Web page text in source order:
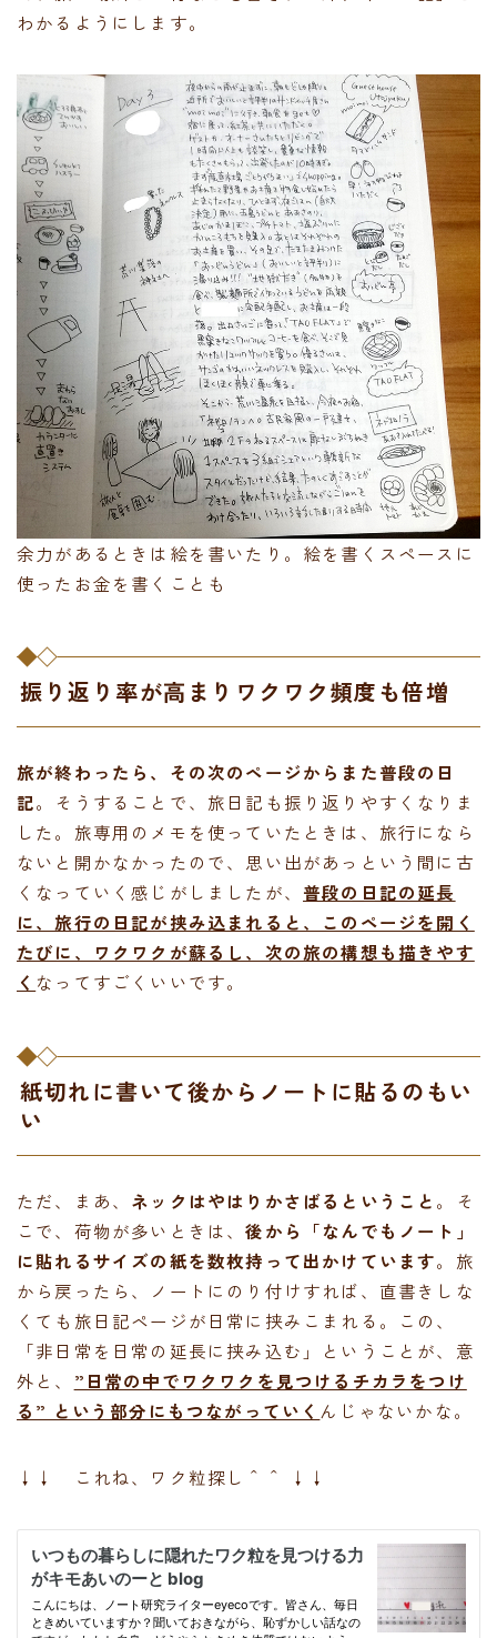
わかるようにします。
余力があるときは絵を書いたり。絵を書くスペースに
使ったお金を書くことも
振り返り率が高まりワクワク頻度も倍増
旅が終わったら、その次のページからまた普段の日
記。そうすることで、旅日記も振り返りやすくなりま
した。旅専用のメモを使っていたときは、旅行になら
ないと開かなかったので、思い出があっという間に古
くなっていく感じがしましたが、 普段の日記の延長
に、旅行の日記が挟み込まれると、このページを開く
たびに、ワクワクが蘇るし、次の旅の構想も描きやす
く なってすごくいいです。
紙切れに書いて後からノートに貼るのもい
い
ただ、まあ、 ネックはやはりかさばるということ 。そ
こで、荷物が多いときは、後から「なんでもノート」
に貼れるサイズの紙を数枚持って出かけています。旅
から戻ったら、ノートにのり付けすれば、直書きしな
くても旅日記ページが日常に挟みこまれる。この、
「非日常を日常の延長に挟み込む」ということが、意
外と、 ”日常の中でワクワクを見つけるチカラをつけ
る” という部分にもつながっていく んじゃないかな。
↓↓ これね、ワク粒探し＾＾ ↓↓